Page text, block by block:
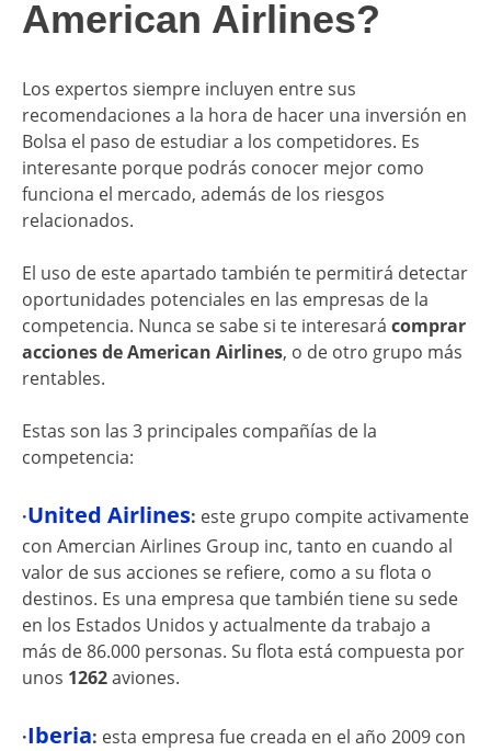
American Airlines?
Los expertos siempre incluyen entre sus
recomendaciones a la hora de hacer una inversión en
Bolsa el paso de estudiar a los competidores. Es
interesante porque podrás conocer mejor como
funciona el mercado, además de los riesgos
relacionados.
El uso de este apartado también te permitirá detectar
oportunidades potenciales en las empresas de la
competencia. Nunca se sabe si te interesará comprar
acciones de American Airlines, o de otro grupo más
rentables.
Estas son las 3 principales compañías de la
competencia:
·United Airlines: este grupo compite activamente
con Amercian Airlines Group inc, tanto en cuando al
valor de sus acciones se refiere, como a su flota o
destinos. Es una empresa que también tiene su sede
en los Estados Unidos y actualmente da trabajo a
más de 86.000 personas. Su flota está compuesta por
unos 1262aviones.
·Iberia: esta empresa fue creada en el año 2009 con